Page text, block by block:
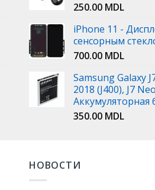
250.00 MDL
iPhone 11 -
сенсорным
700.00 MDL
Samsung Galaxy
2018 (J400), J7
Аккумуляторная
350.00 MDL
НОВОСТИ